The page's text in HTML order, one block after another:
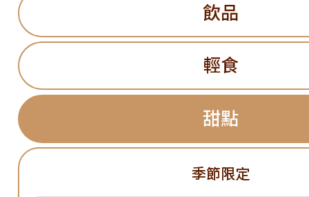
飲品
輕食
甜點
季節限定